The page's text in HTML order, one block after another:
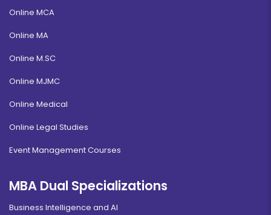
Online MCA
Online MA
Online M.SC
Online MJMC
Online Medical
Online Legal Studies
Event Management Courses
MBA Dual Specializations
Business Intelligence and AI